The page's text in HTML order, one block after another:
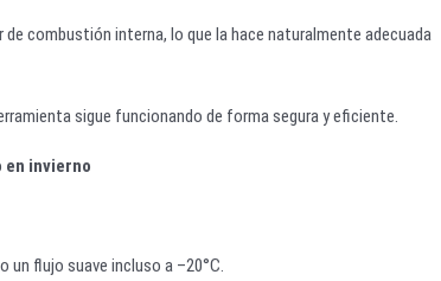
combustión interna, lo que la hace naturalmente adecuada
sigue funcionando de forma segura y eficiente.
en invierno
flujo suave incluso a –20°C.